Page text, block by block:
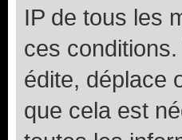
IP de tous les
ces
édite, déplace
que cela est